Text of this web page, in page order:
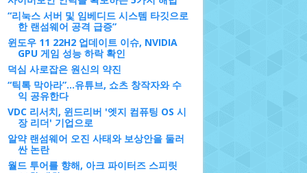
“리눅스 서버 및 임베디드 시스템 타깃으로
한 랜섬웨어 공격 급증”
윈도우 11 22H2 업데이트 이슈, NVIDIA
GPU 게임 성능 하락 확인
덕심 사로잡은 원신의 약진
“틱톡 막아라”…유튜브, 쇼츠 창작자와 수
익 공유한다
VDC 리서치, 윈드리버 '엣지 컴퓨팅 OS 시
장 리더' 기업으로
알약 랜섬웨어 오진 사태와 보상안을 둘러
싼 논란
월드 투어를 향해, 아크 파이터즈 스피릿